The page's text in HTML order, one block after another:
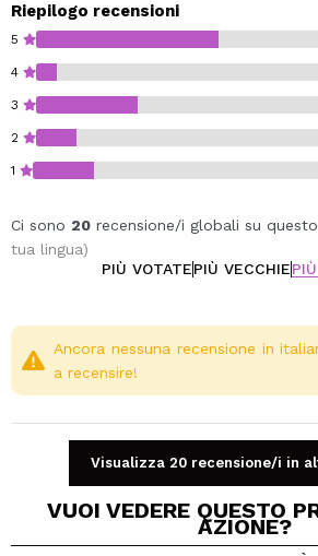
Riepilogo recensioni
5
4
3
2
1
Ci sono 20 recensione/i globali su
tua lingua)
PIÙ VOTATEPIÙ VECCHIE
Ancora nessuna recensione in
a recensire!
Visualizza 20 recensione/i in
VUOI VEDERE QUESTO
AZIONE?